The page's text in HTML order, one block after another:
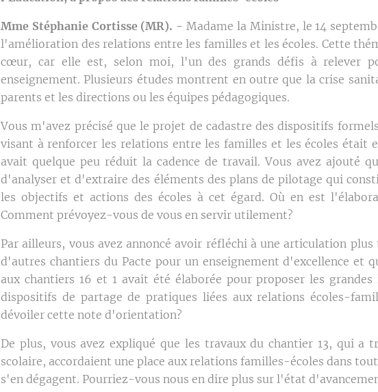
Mme Stéphanie Cortisse (MR). - Madame la Ministre, le 14
l'amélioration des relations entre les familles et les écoles. Cette
cœur, car elle est, selon moi, l'un des grands défis à relever
enseignement. Plusieurs études montrent en outre que la crise
parents et les directions ou les équipes pédagogiques.
Vous m'avez précisé que le projet de cadastre des dispositifs
visant à renforcer les relations entre les familles et les écoles était
avait quelque peu réduit la cadence de travail. Vous avez ajouté
d'analyser et d'extraire des éléments des plans de pilotage qui
les objectifs et actions des écoles à cet égard. Où en est
Comment prévoyez-vous de vous en servir utilement?
Par ailleurs, vous avez annoncé avoir réfléchi à une articulation
d'autres chantiers du Pacte pour un enseignement d'excellence et
aux chantiers 16 et 1 avait été élaborée pour proposer les
dispositifs de partage de pratiques liées aux relations écoles-
dévoiler cette note d'orientation?
De plus, vous avez expliqué que les travaux du chantier 13, qui a
scolaire, accordaient une place aux relations familles-écoles dans
s'en dégagent. Pourriez-vous nous en dire plus sur l'état